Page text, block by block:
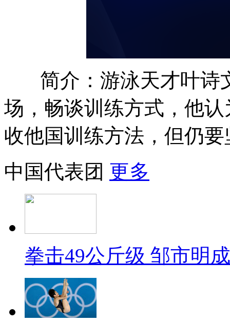
简介：游泳天才叶诗
场，畅谈训练方式，他
收他国训练方法，但仍
中国代表团 更多
拳击49公斤级 邹市明